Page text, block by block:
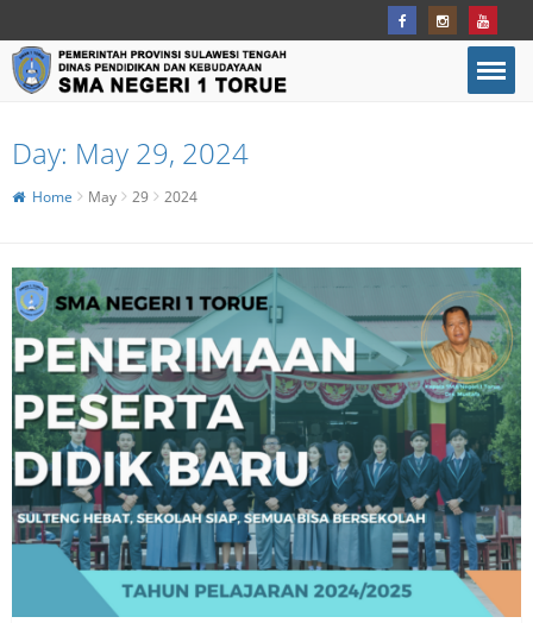
Day: May 29, 2024
Home May 29 2024